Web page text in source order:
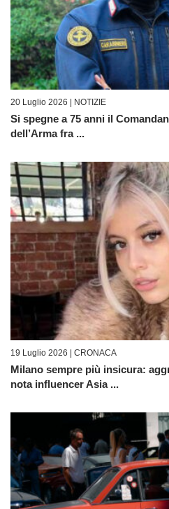
20 Luglio 2026 | NOTIZIE
Si spegne a 75 anni il
dell’Arma fra ...
19 Luglio 2026 | CRONACA
Milano sempre più insicura:
nota influencer Asia ...